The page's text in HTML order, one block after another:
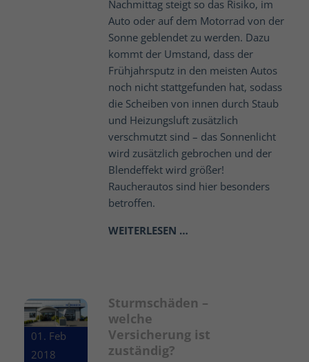
Nachmittag steigt so das Risiko, im
Auto oder auf dem Motorrad von der
Sonne geblendet zu werden. Dazu
kommt der Umstand, dass der
Frühjahrsputz in den meisten Autos
noch nicht stattgefunden hat, sodass
die Scheiben von innen durch Staub
und Heizungsluft zusätzlich
verschmutzt sind – das Sonnenlicht
wird zusätzlich gebrochen und der
Blendeffekt wird größer!
Raucherautos sind hier besonders
betroffen.
WEITERLESEN …
01. Feb
2018
Sturmschäden –
welche
Versicherung ist
zuständig?